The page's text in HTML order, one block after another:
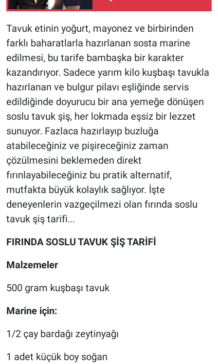
Tavuk etinin yoğurt, mayonez ve birbirinden
farklı baharatlarla hazırlanan sosta marine
edilmesi, bu tarife bambaşka bir karakter
kazandırıyor. Sadece yarım kilo kuşbaşı tavukla
hazırlanan ve bulgur pilavı eşliğinde servis
edildiğinde doyurucu bir ana yemeğe dönüşen
soslu tavuk şiş, her lokmada eşsiz bir lezzet
sunuyor. Fazlaca hazırlayıp buzluğa
atabileceğiniz ve pişireceğiniz zaman
çözülmesini beklemeden direkt
fırınlayabileceğiniz bu pratik alternatif,
mutfakta büyük kolaylık sağlıyor. İşte
deneyenlerin vazgeçilmezi olan fırında soslu
tavuk şiş tarifi...
FIRINDA SOSLU TAVUK ŞİŞ TARİFİ
Malzemeler
500 gram kuşbaşı tavuk
Marine için:
1/2 çay bardağı zeytinyağı
1 adet küçük boy soğan